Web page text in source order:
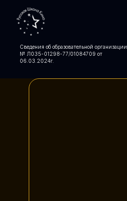
Сведения об образовательной организации
№ Л035-01298-77/01084709 от
06.03.2024г.